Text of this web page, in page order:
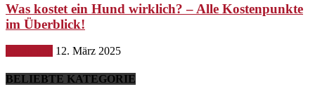
Was kostet ein Hund wirklich? – Alle Kostenpunkte
im Überblick!
12. März 2025
BELIEBTE KATEGORIE